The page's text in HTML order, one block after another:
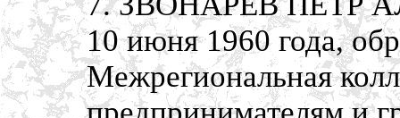
10 июня 1960 года,
Межрегиональная